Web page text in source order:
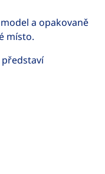
a opakovaně
místo.